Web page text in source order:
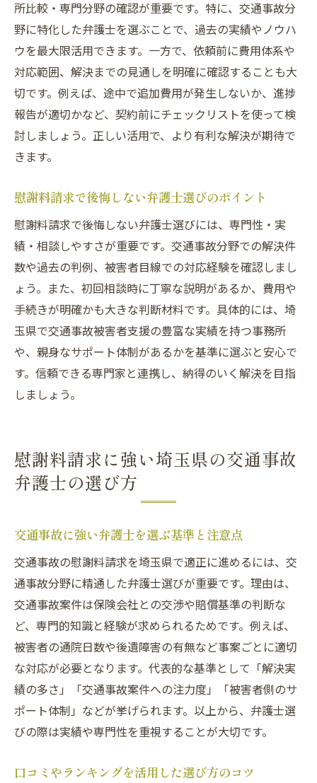
所比較・専門分野の確認が重要です。特に、交通事故分
野に特化した弁護士を選ぶことで、過去の実績やノウハ
ウを最大限活用できます。一方で、依頼前に費用体系や
対応範囲、解決までの見通しを明確に確認することも大
切です。例えば、途中で追加費用が発生しないか、進捗
報告が適切かなど、契約前にチェックリストを使って検
討しましょう。正しい活用で、より有利な解決が期待で
きます。
慰謝料請求で後悔しない弁護士選びのポイント
慰謝料請求で後悔しない弁護士選びには、専門性・実
績・相談しやすさが重要です。交通事故分野での解決件
数や過去の判例、被害者目線での対応経験を確認しまし
ょう。また、初回相談時に丁寧な説明があるか、費用や
手続きが明確かも大きな判断材料です。具体的には、埼
玉県で交通事故被害者支援の豊富な実績を持つ事務所
や、親身なサポート体制があるかを基準に選ぶと安心で
す。信頼できる専門家と連携し、納得のいく解決を目指
しましょう。
慰謝料請求に強い埼玉県の交通事故
弁護士の選び方
交通事故に強い弁護士を選ぶ基準と注意点
交通事故の慰謝料請求を埼玉県で適正に進めるには、交
通事故分野に精通した弁護士選びが重要です。理由は、
交通事故案件は保険会社との交渉や賠償基準の判断な
ど、専門的知識と経験が求められるためです。例えば、
被害者の通院日数や後遺障害の有無など事案ごとに適切
な対応が必要となります。代表的な基準として「解決実
績の多さ」「交通事故案件への注力度」「被害者側のサ
ポート体制」などが挙げられます。以上から、弁護士選
びの際は実績や専門性を重視することが大切です。
口コミやランキングを活用した選び方のコツ